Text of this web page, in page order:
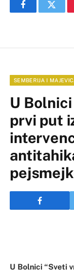
Facebook
SEMBERIJA I
U
prvi put
U Bolnici “Sveti